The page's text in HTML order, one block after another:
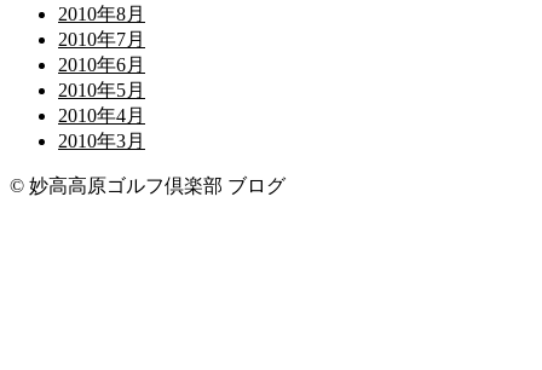
2010年8月
2010年7月
2010年6月
2010年5月
2010年4月
2010年3月
© 妙高高原ゴルフ倶楽部 ブログ